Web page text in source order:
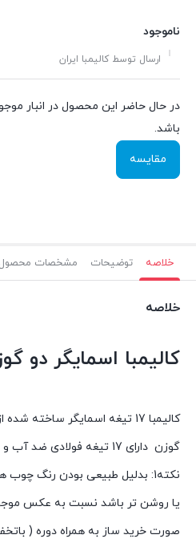
ناموجود
ارسال توسط کالیمبا ایران
در حال حاضر این محصول در انبار
باشد.
مقایسه
خلاصه توضیحات مشخصات
خلاصه
کالیمبا اسمایگر دو
کالیمبا تیغه اسمایگر ساخته شده
گوزن دارای تیغه فولادی ضد آب و
نکته1: بدلیل طبیعی بودن رنگ چوب
یا روشن تر باشد نسبت به عکس
صورت خرید ساز به همراه دوره (